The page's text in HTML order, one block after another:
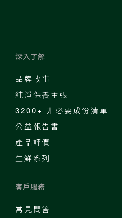
深入了解
品牌故事
純淨保養主張
3200+ 非必要成份清單
公益報告書
產品評價
生鮮系列
客戶服務
常見問答